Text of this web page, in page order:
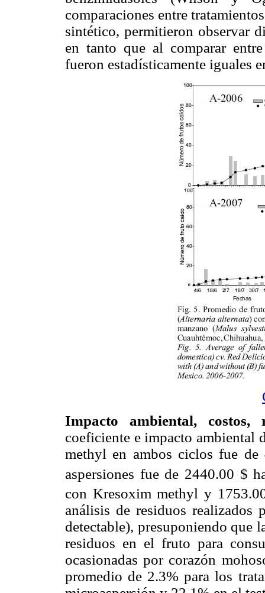
comparaciones entre
sintético, permitieron observar
en tanto que al comparar
fueron estadísticamente iguales
Impacto ambiental,
coeficiente e impacto ambiental
methyl en ambos ciclos fue
aspersiones fue de 2440.00 $
con Kresoxim methyl y
análisis de residuos
detectable), presuponiendo que
residuos en el fruto para
ocasionadas por corazón
promedio de 2.3% para los